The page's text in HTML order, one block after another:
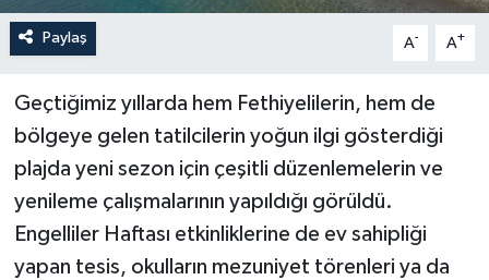
Paylaş A- A+
Geçtiğimiz yıllarda hem Fethiyelilerin, hem de
bölgeye gelen tatilcilerin yoğun ilgi gösterdiği
plajda yeni sezon için çeşitli düzenlemelerin ve
yenileme çalışmalarının yapıldığı görüldü.
Engelliler Haftası etkinliklerine de ev sahipliği
yapan tesis, okulların mezuniyet törenleri ya da